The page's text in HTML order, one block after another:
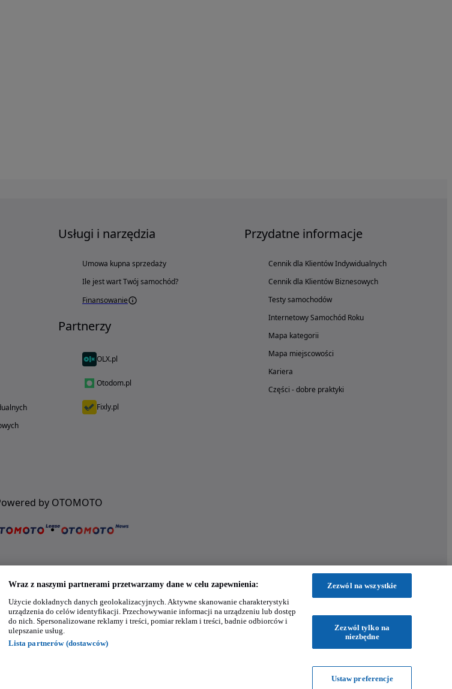
Usługi i narzędzia
Umowa kupna sprzedaży
Ile jest wart Twój samochód?
Finansowanie
Partnerzy
OLX.pl
Otodom.pl
Fixly.pl
Przydatne informacje
Cennik dla Klientów Indywidualnych
Cennik dla Klientów Biznesowych
Testy samochodów
Internetowy Samochód Roku
Mapa kategorii
Mapa miejscowości
Kariera
Części - dobre praktyki
by OTOMOTO
aplikacje w twoim telefonie
Wraz z naszymi partnerami przetwarzamy dane w celu zapewnienia:
Użycie dokładnych danych geolokalizacyjnych. Aktywne skanowanie charakterystyki
urządzenia do celów identyfikacji. Przechowywanie informacji na urządzeniu lub dostęp
do nich. Spersonalizowane reklamy i treści, pomiar reklam i treści, badnie odbiorców i
ulepszanie usług.
Lista partnerów (dostawców)
Zezwól na wszystkie
Zezwól tylko na
niezbędne
Ustaw preferencje